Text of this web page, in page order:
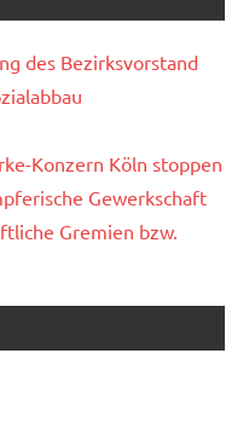
des Bezirksvorstand
Konzern Köln stoppen
Gewerkschaft
Gremien bzw.